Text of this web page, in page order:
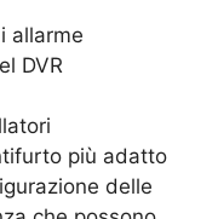
allarme
DVR
più adatto
delle